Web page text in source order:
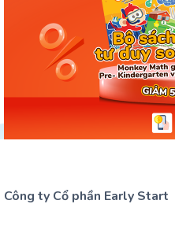
Công ty Cổ phần Early Start